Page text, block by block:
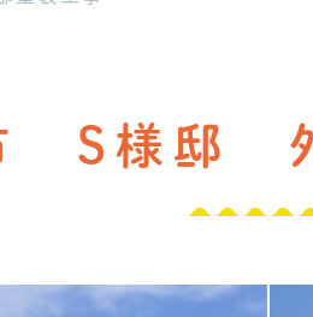
S様邸